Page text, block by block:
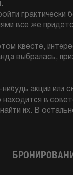
все же
квесте,
выбралась,
акции или
в
их. В